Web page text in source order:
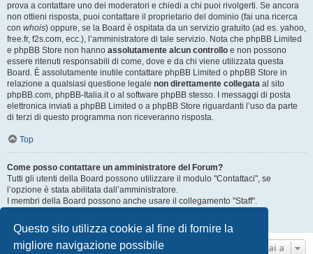
Questo sito utilizza cookie al fine di fornire la
migliore navigazione possibile
prova a contattare uno dei moderatori e chiedi a chi puoi rivolgerti. Se ancora
non ottieni risposta, puoi contattare il proprietario del dominio (fai una ricerca
con whois) oppure, se la Board è ospitata da un servizio gratuito (ad es. yahoo,
free.fr, f2s.com, ecc.), l’amministratore di tale servizio. Nota che phpBB Limited
e phpBB Store non hanno assolutamente alcun controllo e non possono
essere ritenuti responsabili di come, dove e da chi viene utilizzata questa
Board. È assolutamente inutile contattare phpBB Limited o phpBB Store in
relazione a qualsiasi questione legale non direttamente collegata al sito
phpBB.com, phpBB-Italia.it o al software phpBB stesso. I messaggi di posta
elettronica inviati a phpBB Limited o a phpBB Store riguardanti l’uso da parte
di terzi di questo programma non riceveranno risposta.
Top
Come posso contattare un amministratore del Forum?
Tutti gli utenti della Board possono utilizzare il modulo "Contattaci", se
l’opzione è stata abilitata dall’amministratore.
I membri della Board possono anche usare il collegamento "Staff".
Top
Vai a